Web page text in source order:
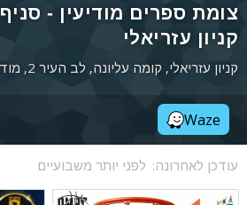
צומת ספרים מודיעין - סניף
קניון עזריאלי
קניון עזריאלי, קומה עליונה, לב העיר 2, מודיעין
Waze
עודכן לאחרונה: לפני יותר משבועיים